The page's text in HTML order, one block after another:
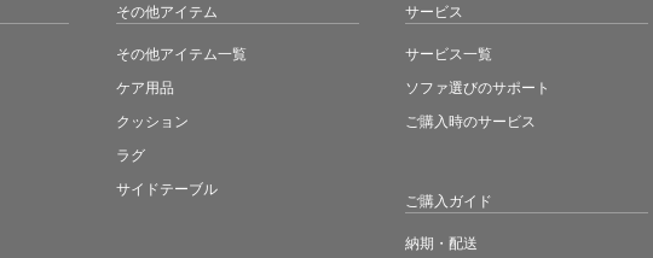
その他アイテム
その他アイテム一覧
ケア用品
クッション
ラグ
サイドテーブル
サービス
サービス一覧
ソファ選びのサポート
ご購入時のサービス
ご購入ガイド
納期・配送